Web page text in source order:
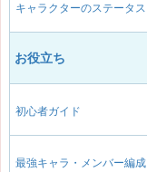
キャラクターのステータス
お役立ち
初心者ガイド
最強キャラ・メンバー編成